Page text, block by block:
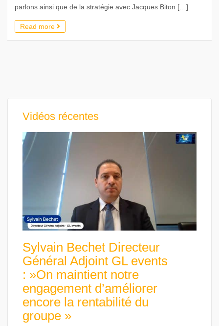
parlons ainsi que de la stratégie avec Jacques Biton […]
Read more
Vidéos récentes
Sylvain Bechet Directeur
Général Adjoint GL events
: »On maintient notre
engagement d’améliorer
encore la rentabilité du
groupe »